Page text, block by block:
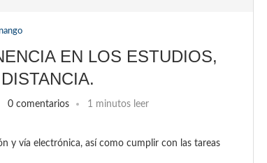
EN LOS ESTUDIOS,
0 comentarios 1 minutos leer
y vía electrónica, así como cumplir con las tareas